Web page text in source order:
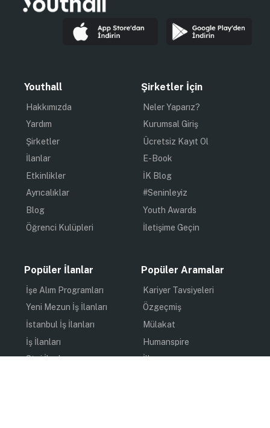
Youthall
Hakkımızda
Yardım
Şirketler
İlanlar
Etkinlikler
Ayrıcalıklar
Blog
Öğrenci Kulüpleri
Şirketler İçin
Neler Yaparız?
Kurumsal Giriş
Ücretsiz Kayıt Ol
E-Book
İK Blog
#Seninleyiz
Youth Awards
İletişime Geçin
Popüler İlanlar
İşe Alım Programları
Yeni Mezun İş İlanları
İstanbul İş İlanları
İş İlanları
Staj İlanları
Popüler Aramalar
Kariyer Tavsiyeleri
Özgeçmiş
Mülakat
Humanspire
İlham